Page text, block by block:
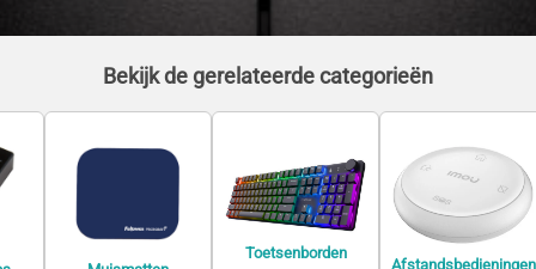
Bekijk de gerelateerde categorieën
Toetsenborden
Afstandsbedieningen